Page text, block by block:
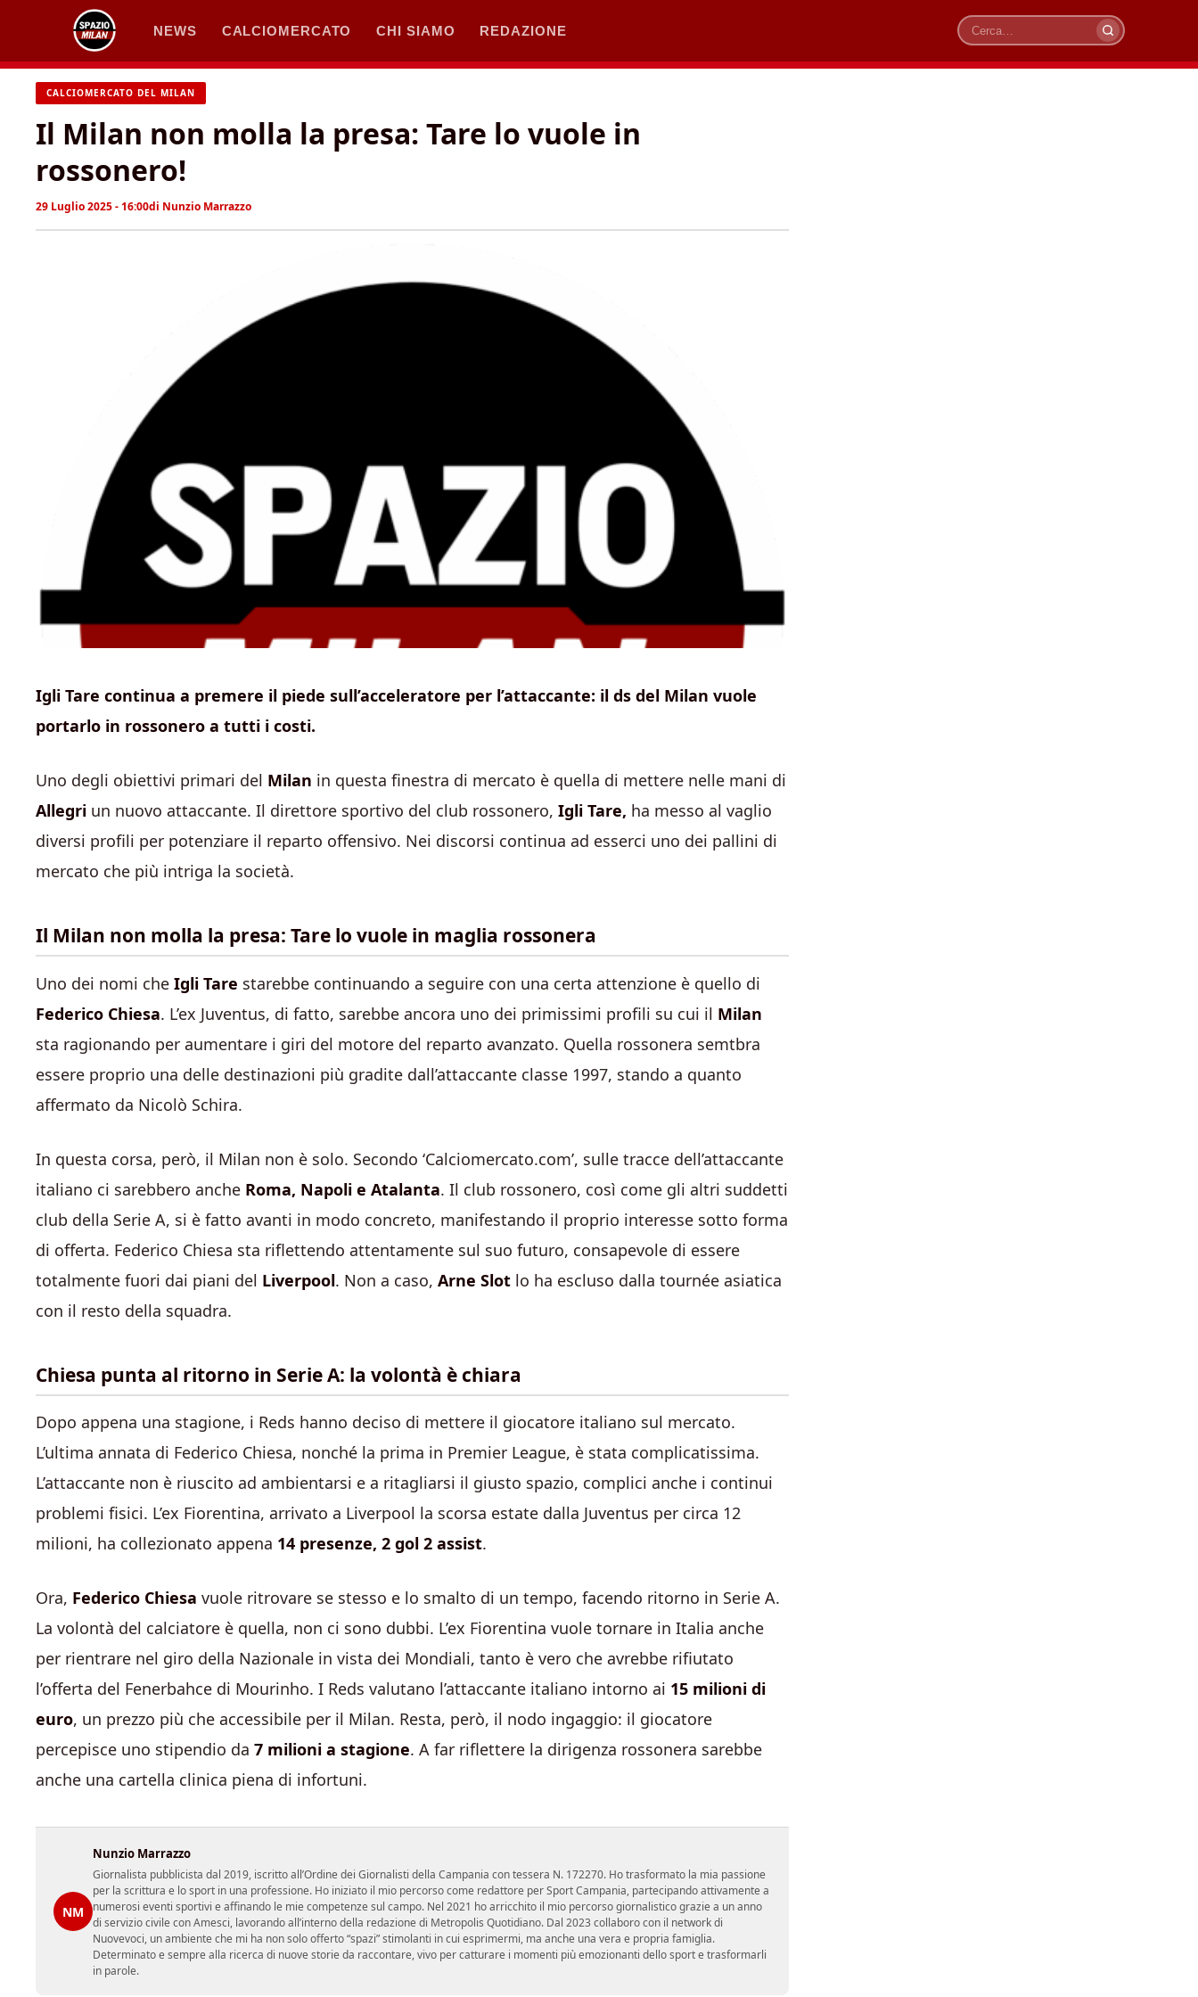
contenuto
NEWS CALCIOMERCATO CHI SIAMO REDAZIONE
Cerca
CALCIOMERCATO DEL MILAN
Il Milan non molla la presa: Tare lo vuole in
rossonero!
29 Luglio 2025 - 16:00di Nunzio Marrazzo
Igli Tare continua a premere il piede sull’acceleratore per l’attaccante: il ds del Milan vuole
portarlo in rossonero a tutti i costi.
Uno degli obiettivi primari del Milan in questa finestra di mercato è quella di mettere nelle mani di
Allegri un nuovo attaccante. Il direttore sportivo del club rossonero, Igli Tare, ha messo al vaglio
diversi profili per potenziare il reparto offensivo. Nei discorsi continua ad esserci uno dei pallini di
mercato che più intriga la società.
Il Milan non molla la presa: Tare lo vuole in maglia rossonera
Uno dei nomi che Igli Tare starebbe continuando a seguire con una certa attenzione è quello di
Federico Chiesa. L’ex Juventus, di fatto, sarebbe ancora uno dei primissimi profili su cui il Milan
sta ragionando per aumentare i giri del motore del reparto avanzato. Quella rossonera semtbra
essere proprio una delle destinazioni più gradite dall’attaccante classe 1997, stando a quanto
affermato da Nicolò Schira.
In questa corsa, però, il Milan non è solo. Secondo ‘Calciomercato.com’, sulle tracce dell’attaccante
italiano ci sarebbero anche Roma, Napoli e Atalanta. Il club rossonero, così come gli altri suddetti
club della Serie A, si è fatto avanti in modo concreto, manifestando il proprio interesse sotto forma
di offerta. Federico Chiesa sta riflettendo attentamente sul suo futuro, consapevole di essere
totalmente fuori dai piani del Liverpool. Non a caso, Arne Slot lo ha escluso dalla tournée asiatica
con il resto della squadra.
Chiesa punta al ritorno in Serie A: la volontà è chiara
Dopo appena una stagione, i Reds hanno deciso di mettere il giocatore italiano sul mercato.
L’ultima annata di Federico Chiesa, nonché la prima in Premier League, è stata complicatissima.
L’attaccante non è riuscito ad ambientarsi e a ritagliarsi il giusto spazio, complici anche i continui
problemi fisici. L’ex Fiorentina, arrivato a Liverpool la scorsa estate dalla Juventus per circa 12
milioni, ha collezionato appena 14 presenze, 2 gol 2 assist.
Ora, Federico Chiesa vuole ritrovare se stesso e lo smalto di un tempo, facendo ritorno in Serie A.
La volontà del calciatore è quella, non ci sono dubbi. L’ex Fiorentina vuole tornare in Italia anche
per rientrare nel giro della Nazionale in vista dei Mondiali, tanto è vero che avrebbe rifiutato
l’offerta del Fenerbahce di Mourinho. I Reds valutano l’attaccante italiano intorno ai 15 milioni di
euro, un prezzo più che accessibile per il Milan. Resta, però, il nodo ingaggio: il giocatore
percepisce uno stipendio da 7 milioni a stagione. A far riflettere la dirigenza rossonera sarebbe
anche una cartella clinica piena di infortuni.
NM
Nunzio Marrazzo
Giornalista pubblicista dal 2019, iscritto all’Ordine dei Giornalisti della Campania con tessera N. 172270. Ho trasformato la mia passione
per la scrittura e lo sport in una professione. Ho iniziato il mio percorso come redattore per Sport Campania, partecipando attivamente a
numerosi eventi sportivi e affinando le mie competenze sul campo. Nel 2021 ho arricchito il mio percorso giornalistico grazie a un anno
di servizio civile con Amesci, lavorando all’interno della redazione di Metropolis Quotidiano. Dal 2023 collaboro con il network di
Nuovevoci, un ambiente che mi ha non solo offerto “spazi” stimolanti in cui esprimermi, ma anche una vera e propria famiglia.
Determinato e sempre alla ricerca di nuove storie da raccontare, vivo per catturare i momenti più emozionanti dello sport e trasformarli
in parole.